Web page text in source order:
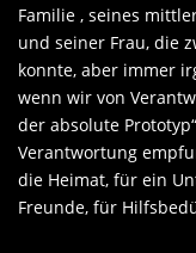
Familie , seines
und seiner Frau, die
konnte, aber immer
wenn wir von
der absolute
Verantwortung
die Heimat, für ein
Freunde, für